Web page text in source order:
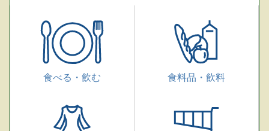
食べる・飲む 食料品・飲料